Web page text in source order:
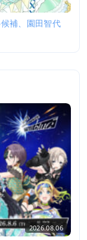
補、園田智代
2026.08.06